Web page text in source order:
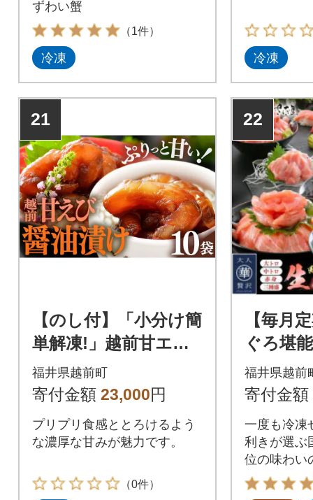
ずわい蟹
（1件）
冷凍 冷凍
21
【のし付】「小分け簡
単解凍!」越前甘エビ
醤油漬け 800g(80g ×
10袋)
福井県越前町
寄付金額 23,000円
プリプリ食感ととろけるよう
な濃厚な甘みが魅力です。
（0件）
22
【毎月
ぐろ堪
ロ→大
めてお
福井県越前
寄付金額
一度も冷凍
利きが選ぶ
位の味わい
ください